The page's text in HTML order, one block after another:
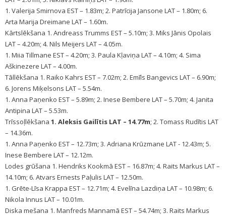
1. Valerija Smirnova EST – 1.83m; 2. Patrīcija Jansone LAT – 1.80m; 6.
Arta Marija Dreimane LAT – 1.60m.
Kārtslēkšana 1. Andreass Trumms EST – 5.10m; 3. Miks Jānis Opolais
LAT – 4.20m; 4. Nils Meijers LAT – 4.05m.
1. Miia Tillmane EST – 4.20m; 3. Paula Kļaviņa LAT – 4.10m; 4. Sima
Aškinezere LAT – 4.00m.
Tāllēkšana 1. Raiko Kahrs EST – 7.02m; 2. Emīls Bangevics LAT – 6.90m;
6. Jorens Miķelsons LAT – 5.54m.
1. Anna Paņenko EST – 5.89m; 2. Inese Bembere LAT – 5.70m; 4. Janita
Antipina LAT – 5.53m.
Trīssoļlēkšana 1. Aleksis Gailītis LAT – 14.77m; 2. Tomass Rudītis LAT
– 14.36m.
1. Anna Paņenko EST – 12.73m; 3. Adriana Krūzmane LAT - 12.43m; 5.
Inese Bembere LAT – 12.12m.
Lodes grūšana 1. Hendriks Kookmā EST – 16.87m; 4. Raits Markus LAT –
14.10m; 6. Atvars Ernests Paļulis LAT – 12.50m.
1. Grēte-Līsa Krappa EST – 12.71m; 4. Evelīna Lazdiņa LAT – 10.98m; 6.
Nikola Innus LAT – 10.01m.
Diska mešana 1. Manfreds Mannamā EST – 54.74m; 3. Raits Markus